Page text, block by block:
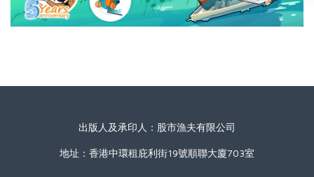
出版人及承印人：股市漁夫有限公司
地址：香港中環租庇利街19號順聯大廈703室